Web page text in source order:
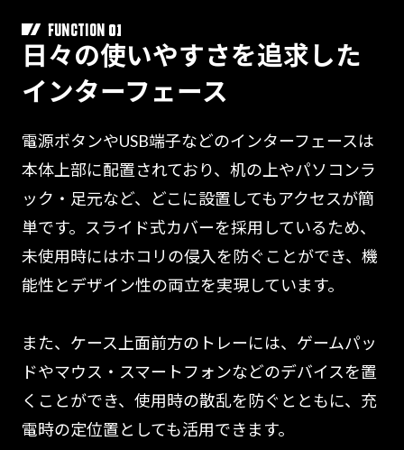
FUNCTION 01
日々の使いやすさを追求した
インターフェース
電源ボタンやUSB端子などのインターフェースは
本体上部に配置されており、机の上やパソコンラ
ック・足元など、どこに設置してもアクセスが簡
単です。スライド式カバーを採用しているため、
未使用時にはホコリの侵入を防ぐことができ、機
能性とデザイン性の両立を実現しています。
また、ケース上面前方のトレーには、ゲームパッ
ドやマウス・スマートフォンなどのデバイスを置
くことができ、使用時の散乱を防ぐとともに、充
電時の定位置としても活用できます。